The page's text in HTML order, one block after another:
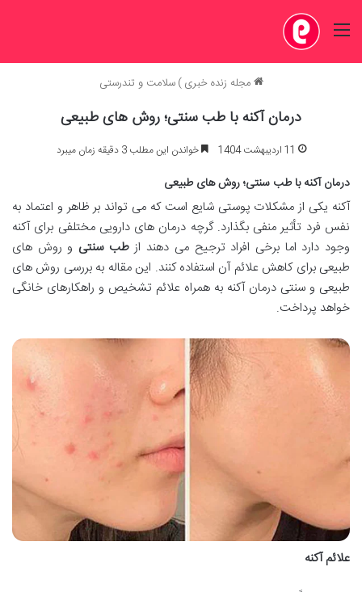
منو
مجله زنده خبری ) سلامت و تندرستی
درمان آکنه با طب سنتی؛ روش های طبیعی
11 اردیبهشت 1404 خواندن این مطلب 3 دقیقه زمان میبرد
درمان آکنه با طب سنتی؛ روش های طبیعی
آکنه یکی از مشکلات پوستی شایع است که می تواند بر ظاهر و اعتماد به
نفس فرد تأثیر منفی بگذارد. گرچه درمان های دارویی مختلفی برای آکنه
وجود دارد اما برخی افراد ترجیح می دهند ازطب سنتی و روش های
طبیعی برای کاهش علائم آن استفاده کنند. این مقاله به بررسی روش های
طبیعی و سنتی درمان آکنه به همراه علائم تشخیص و راهکارهای خانگی
خواهد پرداخت.
علائم آکنه